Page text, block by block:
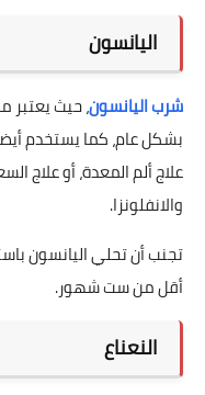
اليانسون
شرب اليانسون، حيث يعتبر
بشكل عام، كما يستخدم
علاج ألم المعدة، أو علاج
والانفلونزا.
تجنب أن تحلي اليانسون
أقل من ست شهور.
النعناع